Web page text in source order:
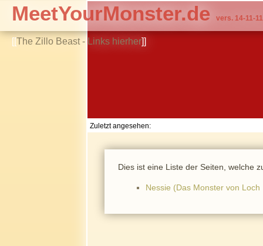
[[The Zillo Beast - Links hierher]]
MeetYourMonster.de vers. 14-11-11
Zuletzt angesehen:
Dies ist eine Liste der Seiten, welche
Nessie (Das Monster von Loch